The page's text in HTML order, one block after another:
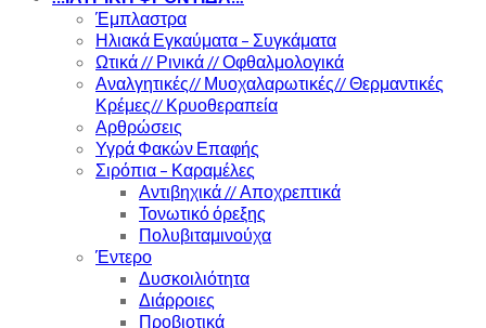
Έμπλαστρα
Ηλιακά Εγκαύματα – Συγκάματα
Ωτικά // Ρινικά // Οφθαλμολογικά
Αναλγητικές// Μυοχαλαρωτικές// Θερμαντικές
Κρέμες// Κρυοθεραπεία
Αρθρώσεις
Υγρά Φακών Επαφής
Σιρόπια – Καραμέλες
Αντιβηχικά // Αποχρεπτικά
Τονωτικό όρεξης
Πολυβιταμινούχα
Έντερο
Δυσκοιλιότητα
Διάρροιες
Προβιοτικά